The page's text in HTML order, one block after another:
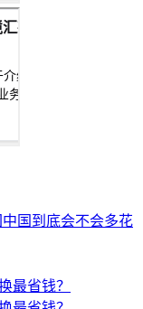
国到底会不会多花
最省钱？